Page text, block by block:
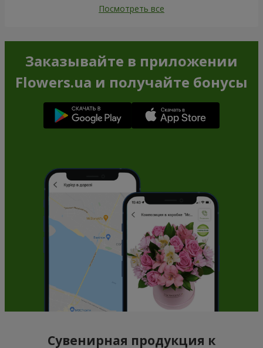
Посмотреть все
Заказывайте в приложении
Flowers.ua и получайте бонусы
Сувенирная продукция к